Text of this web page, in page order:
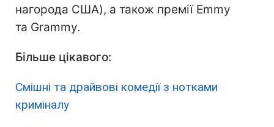
нагорода США), а також премії Emmy
та Grammy.
Більше цікавого:
Смішні та драйвові комедії з нотками
криміналу